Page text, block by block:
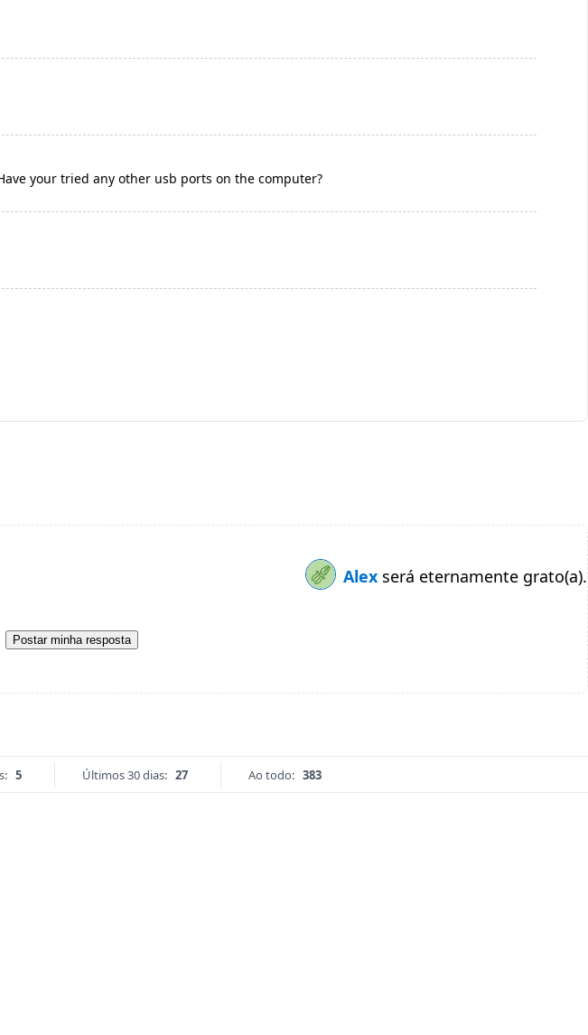
your tried any other usb ports on the computer?
Alex será eternamente grato(a).
Postar minha resposta
5 Últimos 30 dias: 27 Ao todo: 383